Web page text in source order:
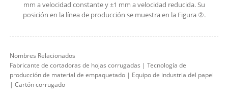
mm a velocidad constante y ±1 mm a velocidad reducida. Su
posición en la línea de producción se muestra en la Figura ②.
Nombres Relacionados
Fabricante de cortadoras de hojas corrugadas | Tecnología de
producción de material de empaquetado | Equipo de industria del papel
| Cartón corrugado